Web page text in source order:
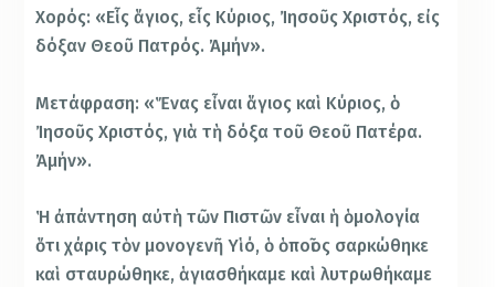
Χορός: «Εἷς ἅγιος, εἷς Κύριος, Ἰησοῦς Χριστός, εἰς
δόξαν Θεοῦ Πατρός. Ἀμήν».
Μετάφραση: «Ἕνας εἶναι ἅγιος καὶ Κύριος, ὁ
Ἰησοῦς Χριστός, γιὰ τὴ δόξα τοῦ Θεοῦ Πατέρα.
Ἀμήν».
Ἡ ἀπάντηση αὐτὴ τῶν Πιστῶν εἶναι ἡ ὁμολογία
ὅτι χάρις τὸν μονογενῆ Υἱό, ὁ ὁποῖος σαρκώθηκε
καὶ σταυρώθηκε, ἁγιασθήκαμε καὶ λυτρωθήκαμε